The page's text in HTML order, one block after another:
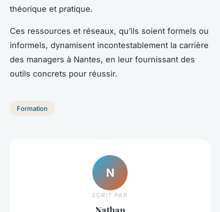
théorique et pratique.
Ces ressources et réseaux, qu’ils soient formels ou
informels, dynamisent incontestablement la carrière
des managers à Nantes, en leur fournissant des
outils concrets pour réussir.
Formation
N
ECRIT PAR